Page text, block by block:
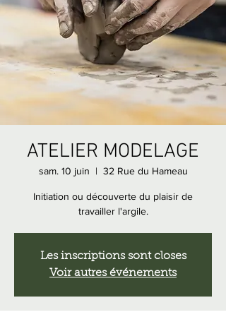
ATELIER MODELAGE
sam. 10 juin
  |
32 Rue du Hameau
Initiation ou découverte du plaisir de
travailler l'argile.
Les inscriptions sont closes
Voir autres événements